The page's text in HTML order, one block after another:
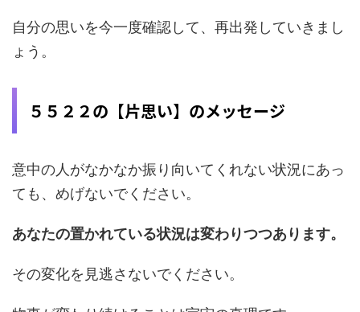
自分の思いを今一度確認して、再出発していきまし
ょう。
５５２２の【片思い】のメッセージ
意中の人がなかなか振り向いてくれない状況にあっ
ても、めげないでください。
あなたの置かれている状況は変わりつつあります。
その変化を見逃さないでください。